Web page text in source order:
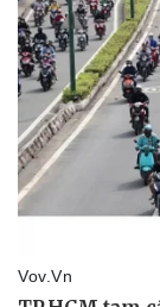
Vụ án
Tin nóng
Tư vấn luật